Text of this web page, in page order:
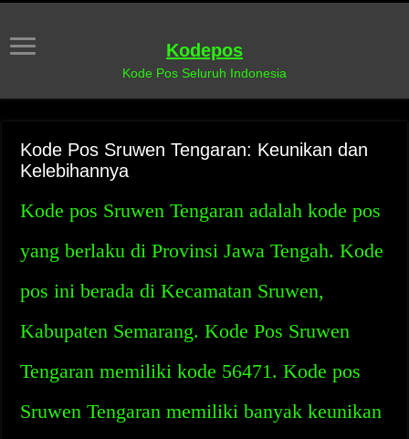
Kodepos
Kode Pos Seluruh Indonesia
Kode Pos Sruwen Tengaran: Keunikan dan
Kelebihannya
Kode pos Sruwen Tengaran adalah kode pos
yang berlaku di Provinsi Jawa Tengah. Kode
pos ini berada di Kecamatan Sruwen,
Kabupaten Semarang. Kode Pos Sruwen
Tengaran memiliki kode 56471. Kode pos
Sruwen Tengaran memiliki banyak keunikan